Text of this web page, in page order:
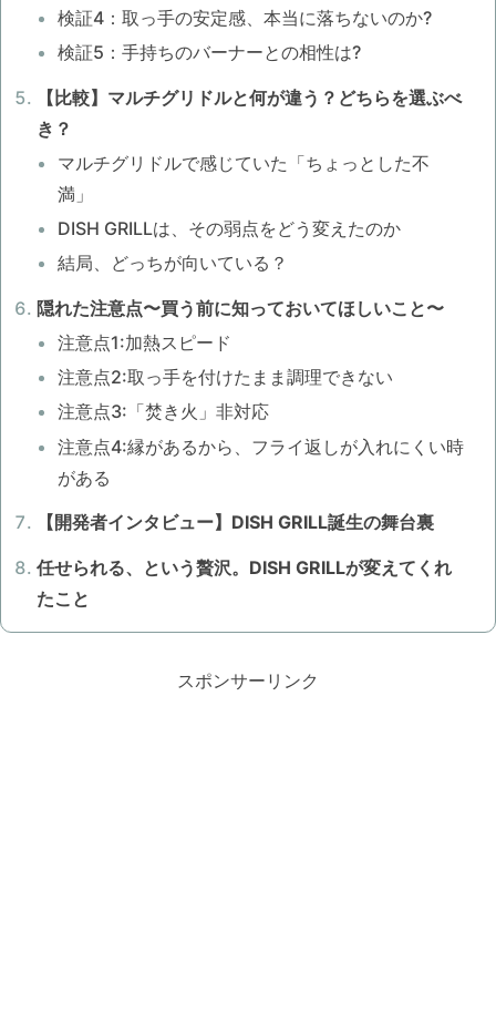
検証4：取っ手の安定感、本当に落ちないのか?
検証5：手持ちのバーナーとの相性は?
【比較】マルチグリドルと何が違う？どちらを選ぶべ
き？
マルチグリドルで感じていた「ちょっとした不
満」
DISH GRILLは、その弱点をどう変えたのか
結局、どっちが向いている？
隠れた注意点〜買う前に知っておいてほしいこと〜
注意点1:加熱スピード
注意点2:取っ手を付けたまま調理できない
注意点3:「焚き火」非対応
注意点4:縁があるから、フライ返しが入れにくい時
がある
【開発者インタビュー】DISH GRILL誕生の舞台裏
任せられる、という贅沢。DISH GRILLが変えてくれ
たこと
スポンサーリンク